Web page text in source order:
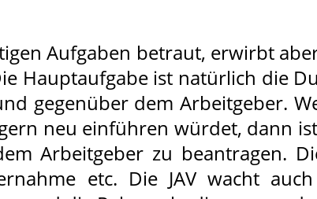
Aufgaben betraut, erwirbt
Hauptaufgabe ist natürlich die
gegenüber dem Arbeitgeber.
neu einführen würdet, dann
Arbeitgeber zu beantragen.
etc. Die JAV wacht